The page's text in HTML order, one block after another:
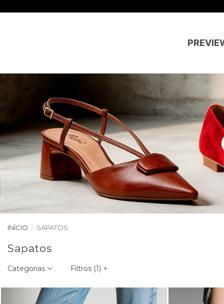
INÍCIO SAPATOS
Sapatos
Categorias Filtros (1) +